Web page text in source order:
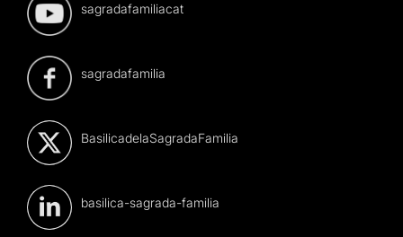
sagradafamiliacat
sagradafamilia
BasilicadelaSagradaFamilia
basilica-sagrada-familia